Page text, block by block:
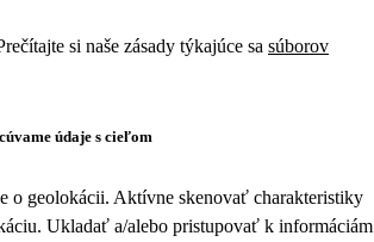
si naše zásady týkajúce sa súborov
údaje s cieľom
o geolokácii. Aktívne skenovať charakteristiky
Ukladať a/alebo pristupovať k informáciám